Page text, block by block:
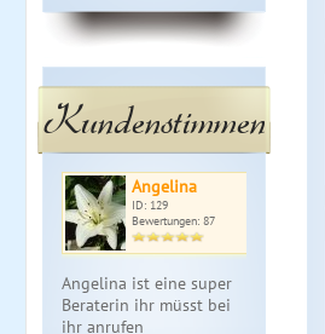
Kundenstimmen
Angelina
ID: 129
Bewertungen: 87
Angelina ist eine super
Beraterin ihr müsst bei
ihr anrufen